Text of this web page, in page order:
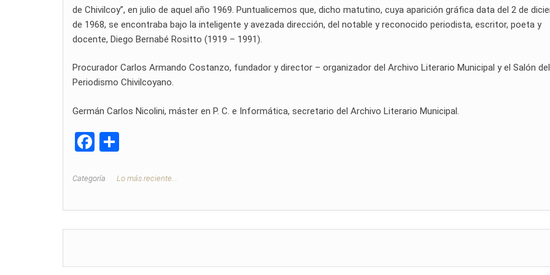
de Chivilcoy”, en julio de aquel año 1969. Puntualicemos que, dicho matutino, cuya aparición gráfica data del 2 de
de 1968, se encontraba bajo la inteligente y avezada dirección, del notable y reconocido periodista, escritor, poeta y
docente, Diego Bernabé Rositto (1919 – 1991).
Procurador Carlos Armando Costanzo, fundador y director – organizador del Archivo Literario Municipal y el Salón del
Periodismo Chivilcoyano.
Germán Carlos Nicolini, máster en P. C. e Informática, secretario del Archivo Literario Municipal.
F
ce
m
Categoría Lo más reciente...